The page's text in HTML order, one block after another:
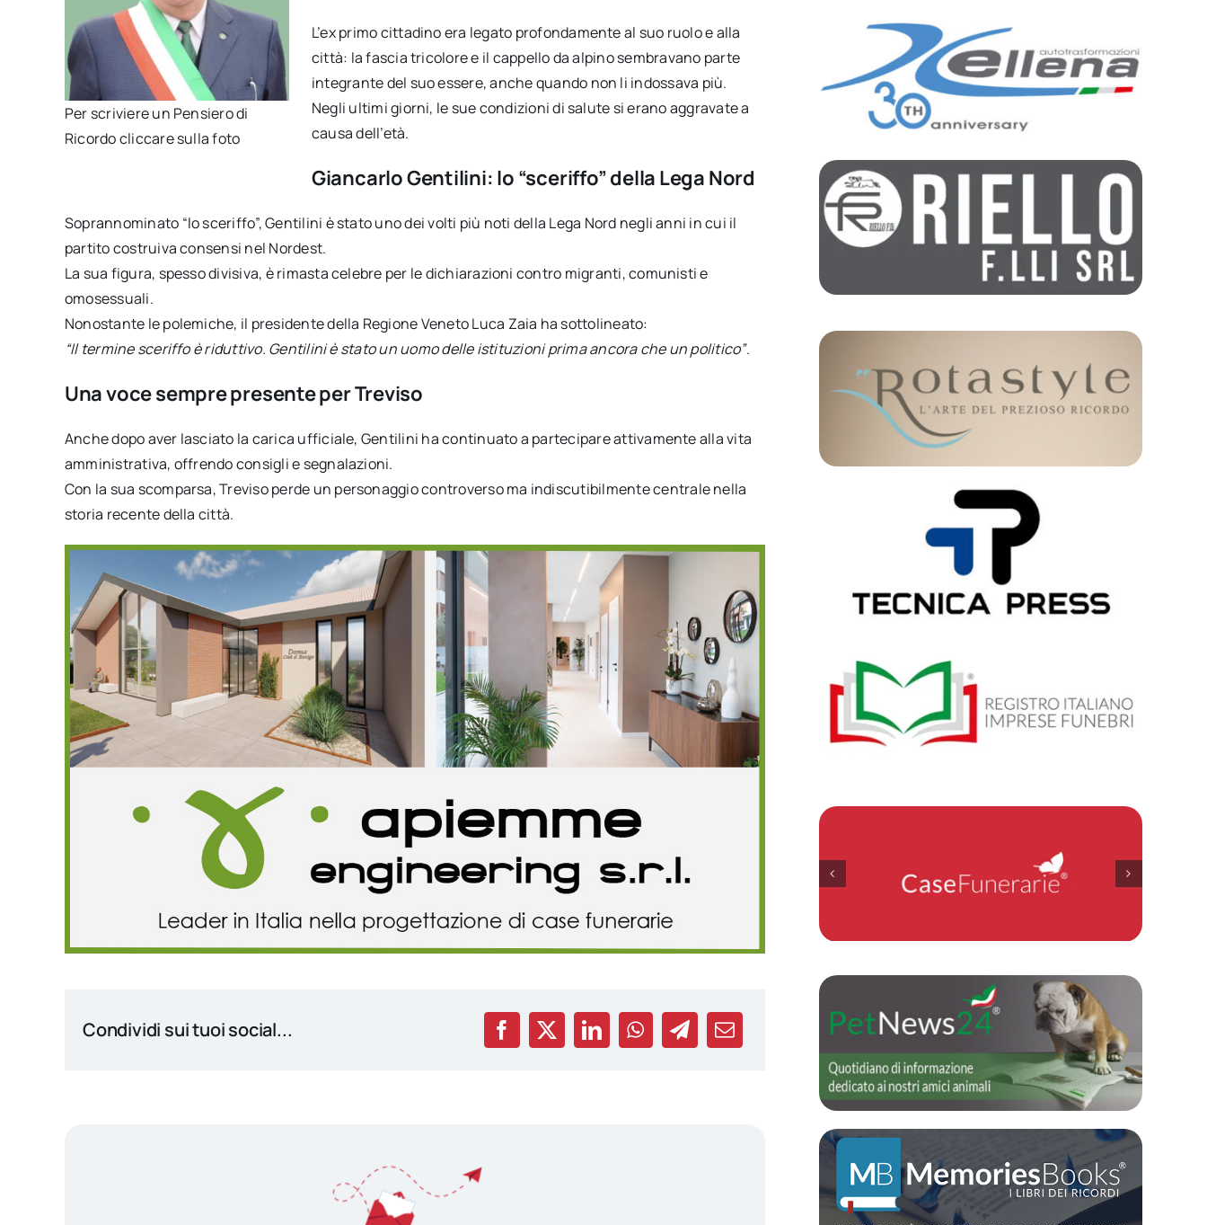
Per scriviere un Pensiero di
Ricordo cliccare sulla foto
L’ex primo cittadino era legato profondamente al suo ruolo e alla
città: la fascia tricolore e il cappello da alpino sembravano parte
integrante del suo essere, anche quando non li indossava più.
Negli ultimi giorni, le sue condizioni di salute si erano aggravate a
causa dell’età.
Giancarlo Gentilini: lo “sceriffo” della Lega Nord
Soprannominato “lo sceriffo”, Gentilini è stato uno dei volti più noti della Lega Nord negli anni in cui il
partito costruiva consensi nel Nordest.
La sua figura, spesso divisiva, è rimasta celebre per le dichiarazioni contro migranti, comunisti e
omosessuali.
Nonostante le polemiche, il presidente della Regione Veneto Luca Zaia ha sottolineato:
“Il termine sceriffo è riduttivo. Gentilini è stato un uomo delle istituzioni prima ancora che un politico”.
Una voce sempre presente per Treviso
Anche dopo aver lasciato la carica ufficiale, Gentilini ha continuato a partecipare attivamente alla vita
amministrativa, offrendo consigli e segnalazioni.
Con la sua scomparsa, Treviso perde un personaggio controverso ma indiscutibilmente centrale nella
storia recente della città.
Condividi sui tuoi social...